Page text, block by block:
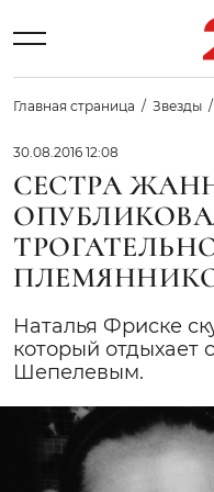
Главная страница Звезды
30.08.2016 12:08
СЕСТРА
Наталья Фриске
который
Шепелевым.